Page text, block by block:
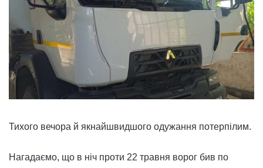
Тихого вечора й якнайшвидшого одужання потерпілим.
Нагадаємо, що в ніч проти 22 травня ворог бив по